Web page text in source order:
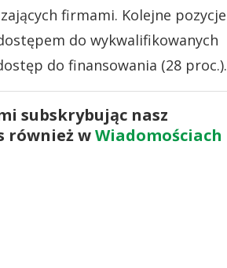
firmami. Kolejne pozycje
do wykwalifikowanych
do finansowania (28 proc.).
subskrybując nasz
również wWiadomościach